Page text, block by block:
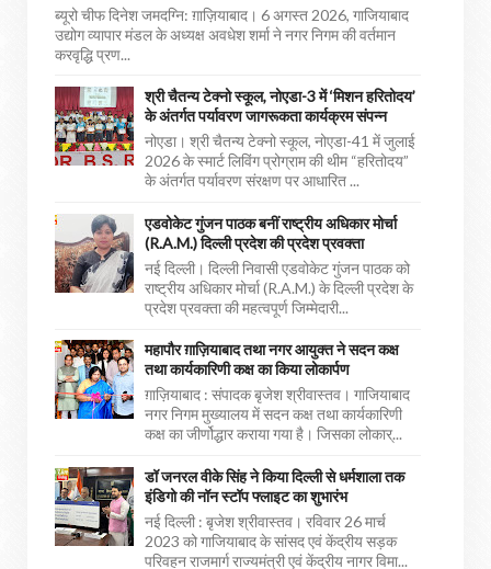
ब्यूरो चीफ दिनेश जमदग्नि: ग़ाज़ियाबाद। 6 अगस्त 2026, गाजियाबाद
उद्योग व्यापार मंडल के अध्यक्ष अवधेश शर्मा ने नगर निगम की वर्तमान
करवृद्धि प्रण...
श्री चैतन्य टेक्नो स्कूल, नोएडा-3 में ‘मिशन हरितोदय’
के अंतर्गत पर्यावरण जागरूकता कार्यक्रम संपन्न
नोएडा। श्री चैतन्य टेक्नो स्कूल, नोएडा-41 में जुलाई
2026 के स्मार्ट लिविंग प्रोग्राम की थीम “हरितोदय”
के अंतर्गत पर्यावरण संरक्षण पर आधारित ...
एडवोकेट गुंजन पाठक बनीं राष्ट्रीय अधिकार मोर्चा
(R.A.M.) दिल्ली प्रदेश की प्रदेश प्रवक्ता
नई दिल्ली। दिल्ली निवासी एडवोकेट गुंजन पाठक को
राष्ट्रीय अधिकार मोर्चा (R.A.M.) के दिल्ली प्रदेश के
प्रदेश प्रवक्ता की महत्वपूर्ण जिम्मेदारी...
महापौर ग़ाज़ियाबाद तथा नगर आयुक्त ने सदन कक्ष
तथा कार्यकारिणी कक्ष का किया लोकार्पण
ग़ाज़ियाबाद : संपादक बृजेश श्रीवास्तव। गाजियाबाद
नगर निगम मुख्यालय में सदन कक्ष तथा कार्यकारिणी
कक्ष का जीर्णोद्धार कराया गया है। जिसका लोकार्...
डॉ जनरल वीके सिंह ने किया दिल्ली से धर्मशाला तक
इंडिगो की नॉन स्टॉप फ्लाइट का शुभारंभ
नई दिल्ली : बृजेश श्रीवास्तव। रविवार 26 मार्च
2023 को गाजियाबाद के सांसद एवं केंद्रीय सड़क
परिवहन राजमार्ग राज्यमंत्री एवं केंद्रीय नागर विमा...